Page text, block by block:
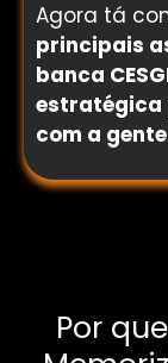
Agora tá
principais
banca
estratégica
com a
Por